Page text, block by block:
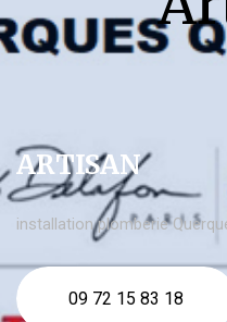
ARTISAN
installation plomberie
09 72 15 83 18